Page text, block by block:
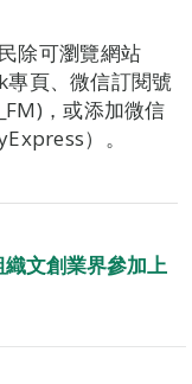
除可瀏覽網站
專頁、微信訂閱號
，或添加微信
）。
文創業界參加上